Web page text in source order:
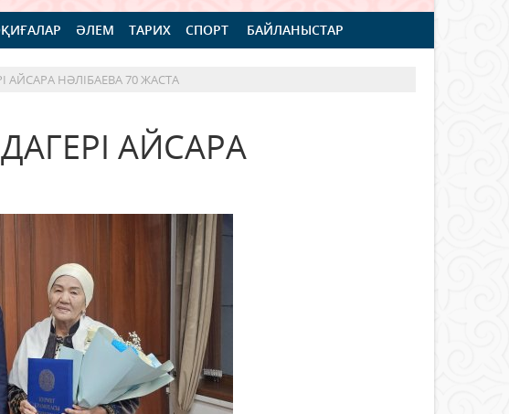
ӘЛЕМ ТАРИХ СПОРТ БАЙЛАНЫСТАР
АЙСАРА НӘЛІБАЕВА 70 ЖАСТА
АЙСАРА